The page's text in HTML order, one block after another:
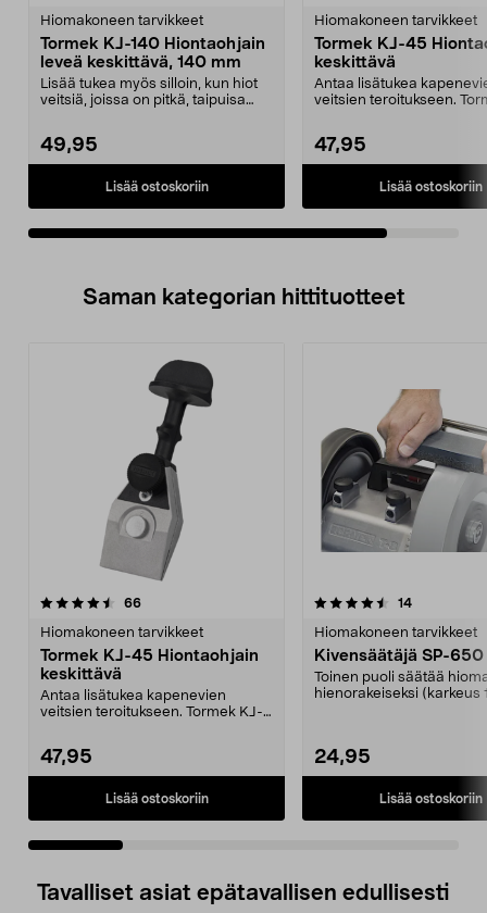
Hiomakoneen tarvikkeet
Tormek KJ-140 Hiontaohjain
leveä keskittävä, 140 mm
Lisää tukea myös silloin, kun hiot
veitsiä, joissa on pitkä, taipuisa
49,95
Lisää ostoskoriin
Hiomakoneen tarvikkeet
Tormek KJ-45
keskittävä
Antaa lisätukea
veitsien teroitukseen.
47,95
Lisää ostoskoriin
Saman kategorian hittituotteet
66arvostelut
Hiomakoneen tarvikkeet
Tormek KJ-45 Hiontaohjain
keskittävä
Antaa lisätukea kapenevien
veitsien teroitukseen. Tormek KJ-
47,95
Lisää ostoskoriin
4.5 viidestä
14arvostelut
Hiomakoneen tarvikkeet
Kivensäätäjä SP-650
Toinen puoli säätää
hienorakeiseksi (karkeus
24,95
Lisää ostoskoriin
5.0 viidestä
Tavalliset asiat epätavallisen edullisesti